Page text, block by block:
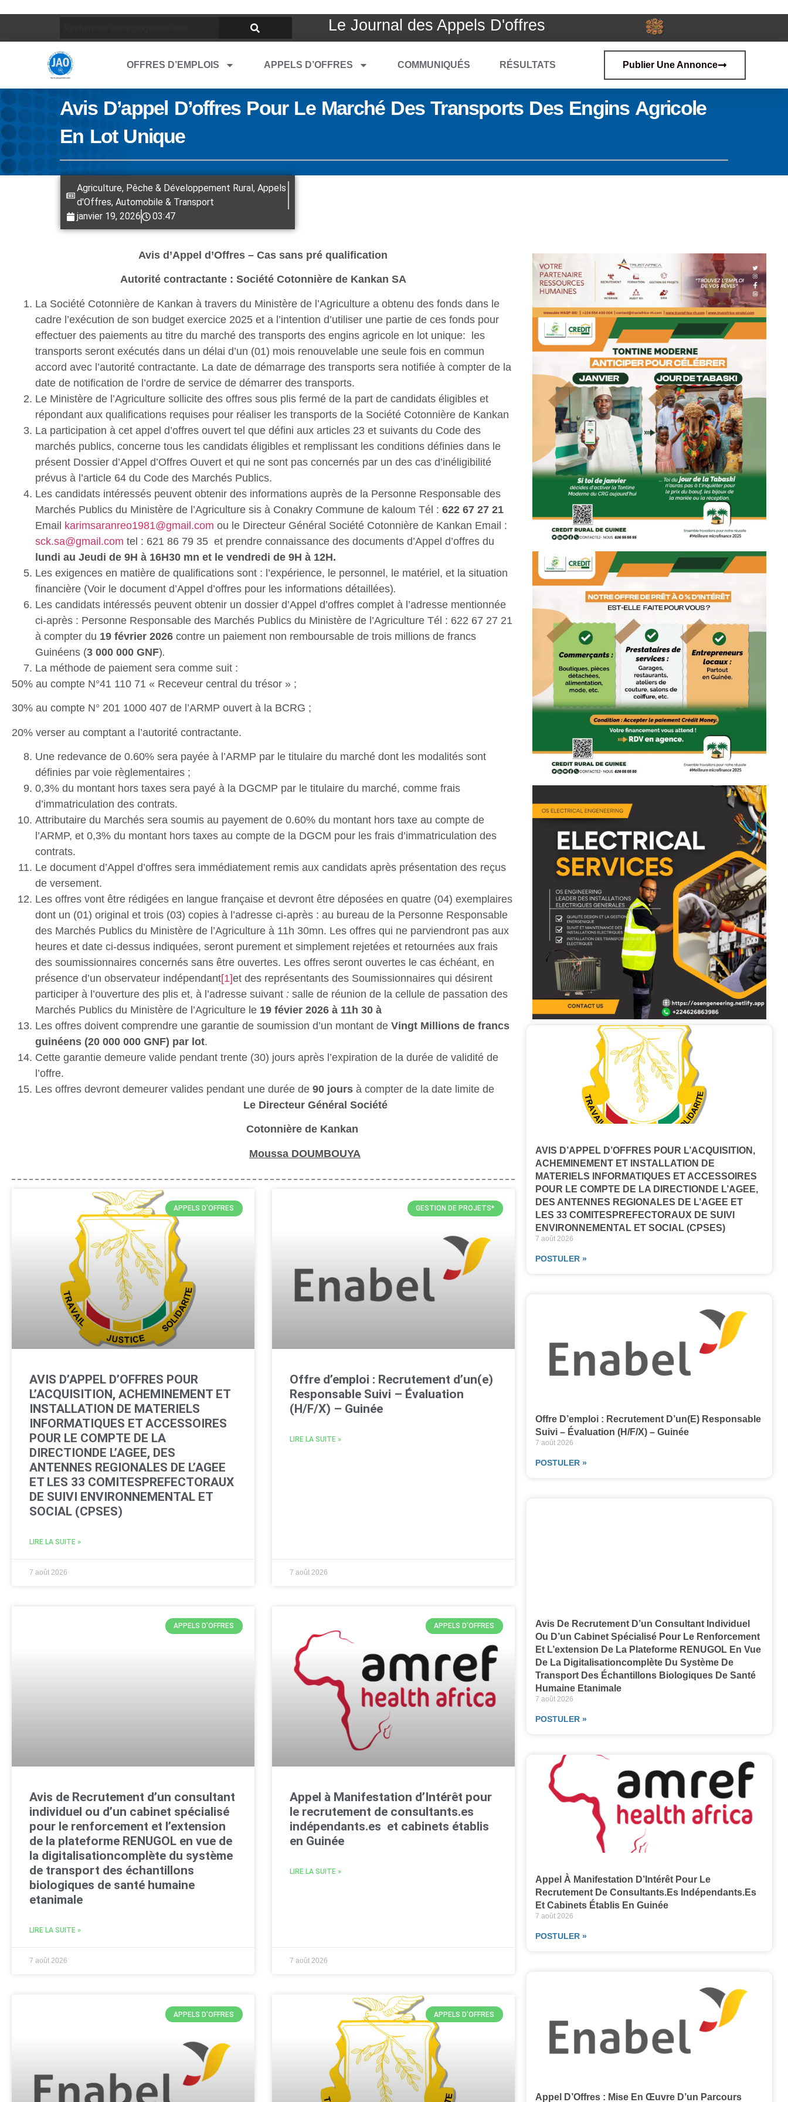
Le Journal des Appels D'offres
OFFRES D’EMPLOIS APPELS D’OFFRES COMMUNIQUÉS RÉSULTATS Publier Une Annonce
Avis D’appel D’offres Pour Le Marché Des Transports Des Engins Agricole
En Lot Unique
Agriculture, Pêche & Développement Rural, Appels
d'Offres, Automobile & Transport
janvier 19, 2026
03:47
Avis d’Appel d’Offres – Cas sans pré qualification
Autorité contractante : Société Cotonnière de Kankan SA
La Société Cotonnière de Kankan à travers du Ministère de l’Agriculture a obtenu des fonds dans le
cadre l’exécution de son budget exercice 2025 et a l’intention d’utiliser une partie de ces fonds pour
effectuer des paiements au titre du marché des transports des engins agricole en lot unique: les
transports seront exécutés dans un délai d’un (01) mois renouvelable une seule fois en commun
accord avec l’autorité contractante. La date de démarrage des transports sera notifiée à compter de la
date de notification de l’ordre de service de démarrer des transports.
Le Ministère de l’Agriculture sollicite des offres sous plis fermé de la part de candidats éligibles et
répondant aux qualifications requises pour réaliser les transports de la Société Cotonnière de Kankan
La participation à cet appel d’offres ouvert tel que défini aux articles 23 et suivants du Code des
marchés publics, concerne tous les candidats éligibles et remplissant les conditions définies dans le
présent Dossier d’Appel d’Offres Ouvert et qui ne sont pas concernés par un des cas d’inéligibilité
prévus à l’article 64 du Code des Marchés Publics.
Les candidats intéressés peuvent obtenir des informations auprès de la Personne Responsable des
Marchés Publics du Ministère de l’Agriculture sis à Conakry Commune de kaloum Tél : 622 67 27 21
Email karimsaranreo1981@gmail.com ou le Directeur Général Société Cotonnière de Kankan Email :
sck.sa@gmail.com tel : 621 86 79 35 et prendre connaissance des documents d’Appel d’offres du
lundi au Jeudi de 9H à 16H30 mn et le vendredi de 9H à 12H.
Les exigences en matière de qualifications sont : l’expérience, le personnel, le matériel, et la situation
financière (Voir le document d’Appel d’offres pour les informations détaillées).
Les candidats intéressés peuvent obtenir un dossier d’Appel d’offres complet à l’adresse mentionnée
ci-après : Personne Responsable des Marchés Publics du Ministère de l’Agriculture Tél : 622 67 27 21
à compter du 19 février 2026 contre un paiement non remboursable de trois millions de francs
Guinéens (3 000 000 GNF).
La méthode de paiement sera comme suit :
50% au compte N°41 110 71 « Receveur central du trésor » ;
30% au compte N° 201 1000 407 de l’ARMP ouvert à la BCRG ;
20% verser au comptant a l’autorité contractante.
Une redevance de 0.60% sera payée à l’ARMP par le titulaire du marché dont les modalités sont
définies par voie règlementaires ;
0,3% du montant hors taxes sera payé à la DGCMP par le titulaire du marché, comme frais
d’immatriculation des contrats.
Attributaire du Marchés sera soumis au payement de 0.60% du montant hors taxe au compte de
l’ARMP, et 0,3% du montant hors taxes au compte de la DGCM pour les frais d’immatriculation des
contrats.
Le document d’Appel d’offres sera immédiatement remis aux candidats après présentation des reçus
de versement.
Les offres vont être rédigées en langue française et devront être déposées en quatre (04) exemplaires
dont un (01) original et trois (03) copies à l’adresse ci-après : au bureau de la Personne Responsable
des Marchés Publics du Ministère de l’Agriculture à 11h 30mn. Les offres qui ne parviendront pas aux
heures et date ci-dessus indiquées, seront purement et simplement rejetées et retournées aux frais
des soumissionnaires concernés sans être ouvertes. Les offres seront ouvertes le cas échéant, en
présence d’un observateur indépendant[1]et des représentants des Soumissionnaires qui désirent
participer à l’ouverture des plis et, à l’adresse suivant : salle de réunion de la cellule de passation des
Marchés Publics du Ministère de l’Agriculture le 19 févier 2026 à 11h 30 à
Les offres doivent comprendre une garantie de soumission d’un montant de Vingt Millions de francs
guinéens (20 000 000 GNF) par lot.
Cette garantie demeure valide pendant trente (30) jours après l’expiration de la durée de validité de
l’offre.
Les offres devront demeurer valides pendant une durée de 90 jours à compter de la date limite de
Le Directeur Général Société
Cotonnière de Kankan
Moussa DOUMBOUYA
APPELS D'OFFRES
AVIS D’APPEL D’OFFRES POUR
L’ACQUISITION, ACHEMINEMENT ET
INSTALLATION DE MATERIELS
INFORMATIQUES ET ACCESSOIRES
POUR LE COMPTE DE LA
DIRECTIONDE L’AGEE, DES
ANTENNES REGIONALES DE L’AGEE
ET LES 33 COMITESPREFECTORAUX
DE SUIVI ENVIRONNEMENTAL ET
SOCIAL (CPSES)
LIRE LA SUITE »
7 août 2026
GESTION DE PROJETS*
Offre d’emploi : Recrutement d’un(e)
Responsable Suivi – Évaluation
(H/F/X) – Guinée
LIRE LA SUITE »
7 août 2026
APPELS D'OFFRES
Avis de Recrutement d’un consultant
individuel ou d’un cabinet spécialisé
pour le renforcement et l’extension
de la plateforme RENUGOL en vue de
la digitalisationcomplète du système
de transport des échantillons
biologiques de santé humaine
etanimale
LIRE LA SUITE »
7 août 2026
APPELS D'OFFRES
Appel à Manifestation d’Intérêt pour
le recrutement de consultants.es
indépendants.es et cabinets établis
en Guinée
LIRE LA SUITE »
7 août 2026
APPELS D'OFFRES APPELS D'OFFRES
AVIS D’APPEL D’OFFRES POUR L’ACQUISITION,
ACHEMINEMENT ET INSTALLATION DE
MATERIELS INFORMATIQUES ET ACCESSOIRES
POUR LE COMPTE DE LA DIRECTIONDE L’AGEE,
DES ANTENNES REGIONALES DE L’AGEE ET
LES 33 COMITESPREFECTORAUX DE SUIVI
ENVIRONNEMENTAL ET SOCIAL (CPSES)
7 août 2026
POSTULER »
Offre D’emploi : Recrutement D’un(e) Responsable
Suivi – Évaluation (H/F/X) – Guinée
7 août 2026
POSTULER »
Avis De Recrutement D’un Consultant Individuel
Ou D’un Cabinet Spécialisé Pour Le Renforcement
Et L’extension De La Plateforme RENUGOL En Vue
De La Digitalisationcomplète Du Système De
Transport Des Échantillons Biologiques De Santé
Humaine Etanimale
7 août 2026
POSTULER »
Appel À Manifestation D’Intérêt Pour Le
Recrutement De Consultants.es Indépendants.es
Et Cabinets Établis En Guinée
7 août 2026
POSTULER »
Appel D’Offres : Mise En Œuvre D’un Parcours